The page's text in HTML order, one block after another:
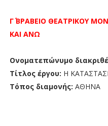
Γ΄ ΒΡΑΒΕΙΟ ΘΕΑΤΡΙΚΟΥ
ΚΑΙ ΑΝΩ
Ονοματεπώνυμο
Τίτλος έργου: Η
Τόπος διαμονής: ΑΘΗΝΑ